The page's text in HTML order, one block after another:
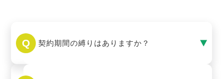
契約期間の縛りはありますか？